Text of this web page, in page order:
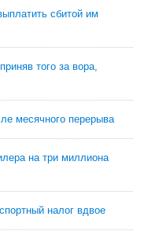
сбитой им
того за вора,
месячного перерыва
на три миллиона
налог вдвое